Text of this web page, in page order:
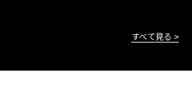
すべて見る